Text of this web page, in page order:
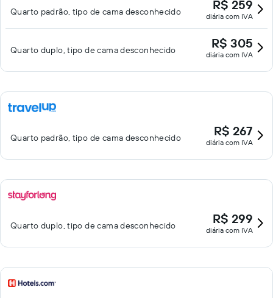
Quarto padrão, tipo de cama desconhecido R$ 259
diária com IVA
Quarto duplo, tipo de cama desconhecido R$ 305
diária com IVA
Quarto padrão, tipo de cama desconhecido R$ 267
diária com IVA
Quarto duplo, tipo de cama desconhecido R$ 299
diária com IVA